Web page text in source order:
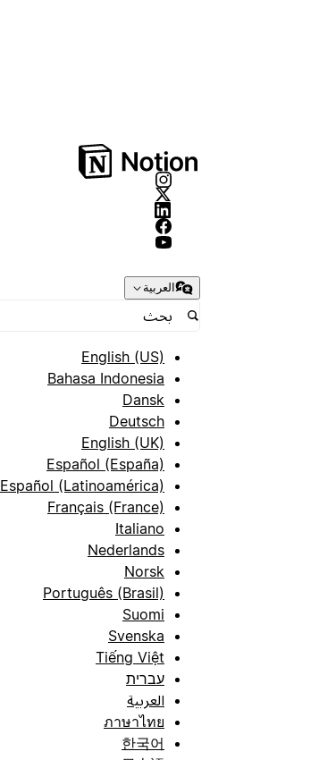
العربية
English (US)
Bahasa Indonesia
Dansk
Deutsch
English (UK)
Español (España)
Español (Latinoamérica)
Français (France)
Italiano
Nederlands
Norsk
Português (Brasil)
Suomi
Svenska
Tiếng Việt
עברית
العربية
ภาษาไทย
한국어